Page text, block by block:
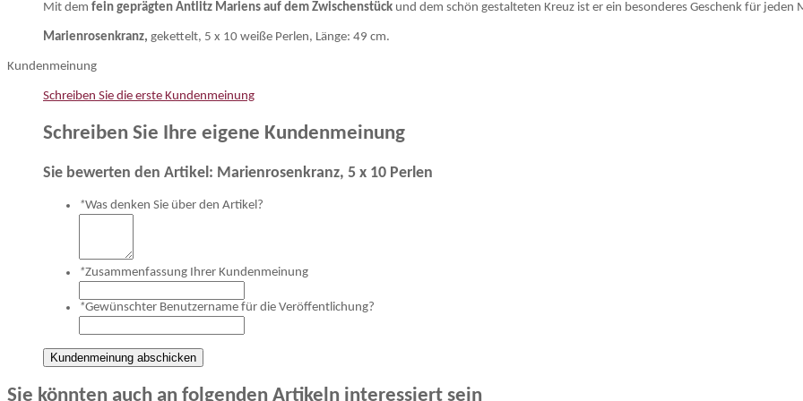
Mit dem fein geprägten Antlitz Mariens auf dem Zwischenstück und dem schön gestalteten Kreuz ist er ein besonderes Geschenk für jeden
Marienrosenkranz, gekettelt, 5 x 10 weiße Perlen, Länge: 49 cm.
Kundenmeinung
Schreiben Sie die erste Kundenmeinung
Schreiben Sie Ihre eigene Kundenmeinung
Sie bewerten den Artikel: Marienrosenkranz, 5 x 10 Perlen
*Was denken Sie über den Artikel?
*Zusammenfassung Ihrer Kundenmeinung
*Gewünschter Benutzername für die Veröffentlichung?
Kundenmeinung abschicken
Sie könnten auch an folgenden Artikeln interessiert sein